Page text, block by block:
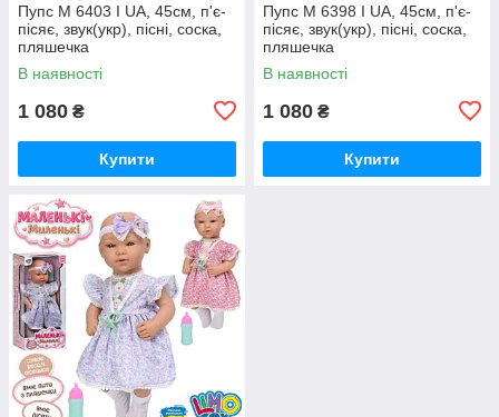
Пупс M 6403 I UA, 45см, п'є-
пісяє, звук(укр), пісні, соска,
пляшечка
В наявності
1 080 ₴
Купити
Пупс M 6398 I UA, 45см, п'є-
пісяє, звук(укр), пісні, соска,
пляшечка
В наявності
1 080 ₴
Купити